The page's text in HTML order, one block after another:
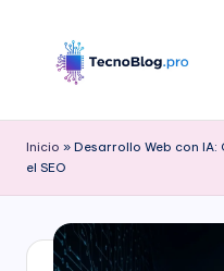
l
o
d
Inicio » Desarrollo Web con
el SEO